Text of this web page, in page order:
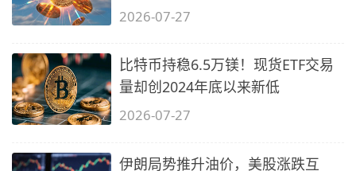
2026-07-27
比特币持稳6.5万镁！现货ETF交易
量却创2024年底以来新低
2026-07-27
伊朗局势推升油价，美股涨跌互